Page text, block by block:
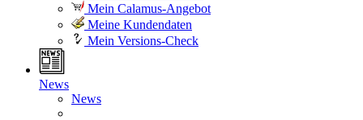
Mein Calamus-Angebot
Meine Kundendaten
Mein Versions-Check
News
News